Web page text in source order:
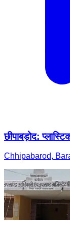
छीपाबड़ोद:
Chhipabarod,